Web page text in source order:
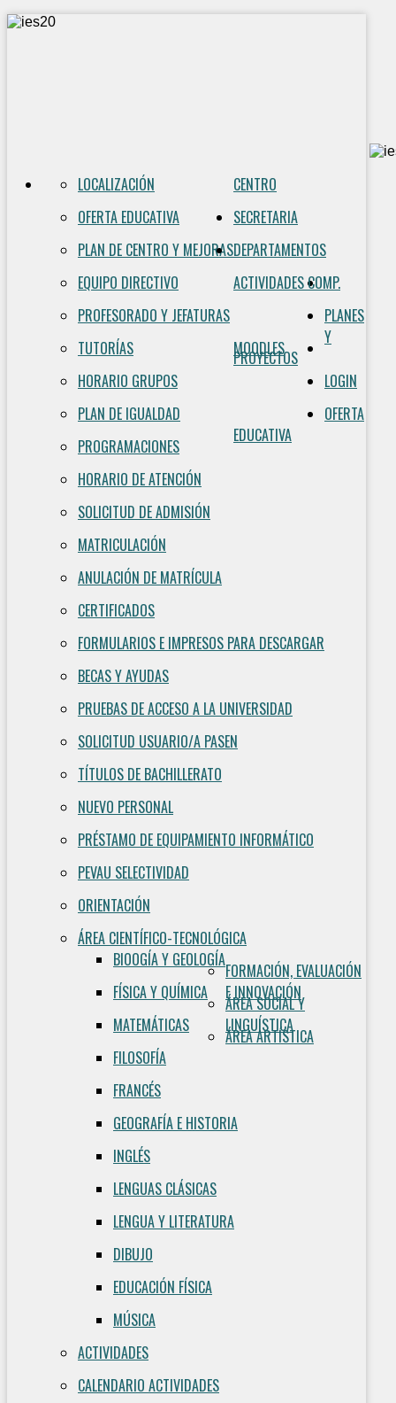
CENTRO
LOCALIZACIÓN
OFERTA EDUCATIVA
PLAN DE CENTRO Y MEJORAS
EQUIPO DIRECTIVO
PROFESORADO Y JEFATURAS
TUTORÍAS
HORARIO GRUPOS
PLAN DE IGUALDAD
PROGRAMACIONES
SECRETARIA
HORARIO DE ATENCIÓN
SOLICITUD DE ADMISIÓN
MATRICULACIÓN
ANULACIÓN DE MATRÍCULA
CERTIFICADOS
FORMULARIOS E IMPRESOS PARA DESCARGAR
BECAS Y AYUDAS
PRUEBAS DE ACCESO A LA UNIVERSIDAD
SOLICITUD USUARIO/A PASEN
TÍTULOS DE BACHILLERATO
NUEVO PERSONAL
PRÉSTAMO DE EQUIPAMIENTO INFORMÁTICO
DEPARTAMENTOS
PEVAU SELECTIVIDAD
ORIENTACIÓN
ÁREA CIENTÍFICO-TECNOLÓGICA
BIOOGÍA Y GEOLOGÍA
FÍSICA Y QUÍMICA
MATEMÁTICAS
FORMACIÓN, EVALUACIÓN
E INNOVACIÓN
ÁREA SOCIAL Y
LINGUÍSTICA
FILOSOFÍA
FRANCÉS
GEOGRAFÍA E HISTORIA
INGLÉS
LENGUAS CLÁSICAS
LENGUA Y LITERATURA
ÁREA ARTÍSTICA
DIBUJO
EDUCACIÓN FÍSICA
MÚSICA
ACTIVIDADES COMP.
ACTIVIDADES
CALENDARIO ACTIVIDADES
PLANES
Y
PROYECTOS
MOODLES
LOGIN
OFERTA
EDUCATIVA